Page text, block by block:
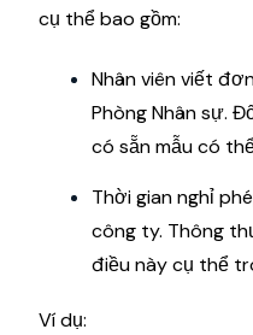
cụ thể bao gồm:
Nhân viên viết
Phòng Nhân sự.
có sẵn mẫu có
Thời gian nghỉ
công ty. Thông
điều này cụ thể
Ví dụ: